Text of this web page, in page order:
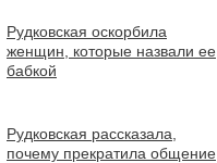
Рудковская оскорбила
женщин, которые назвали ее
бабкой
Рудковская рассказала,
почему прекратила общение